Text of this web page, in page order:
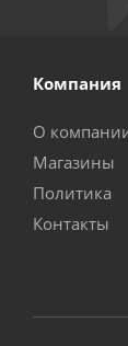
Компания
О
Магазины
Политика
Контакты